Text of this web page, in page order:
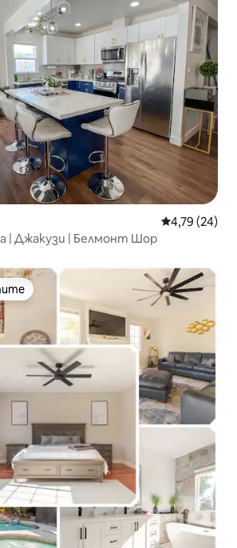
Средна
4,79 (24)
| Джакузи | Белмонт Шор
на гостите